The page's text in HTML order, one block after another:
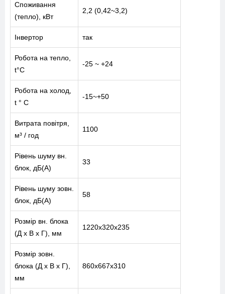
Споживання
(тепло), кВт
2,2 (0,42~3,2)
Інвертор так
Робота на тепло,
t°C
-25 ~ +24
Робота на холод,
t ° C
-15~+50
Витрата повітря,
м³ / год
1100
Рівень шуму вн.
блок, дБ(А)
33
Рівень шуму зовн.
блок, дБ(А)
58
Розмір вн. блока
(Д x В x Г), мм
1220х320х235
Розмір зовн.
блока (Д x В x Г),
мм
860х667х310